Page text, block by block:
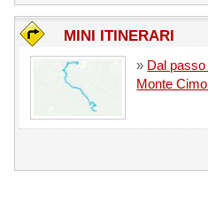
MINI ITINERARI
» Dal
Monte